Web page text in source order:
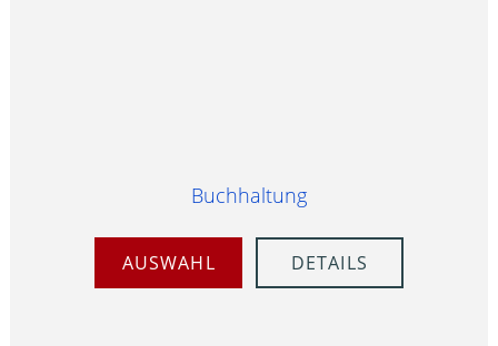
Buchhaltung
AUSWAHL DETAILS